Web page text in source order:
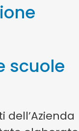
scuole
dell’Azienda